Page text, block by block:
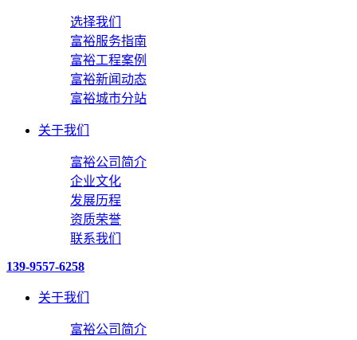
选择我们
富裕服务指南
富裕工程案例
富裕新闻动态
富裕城市分站
关于我们
富裕公司简介
企业文化
发展历程
资质荣誉
联系我们
139-9557-6258
关于我们
富裕公司简介